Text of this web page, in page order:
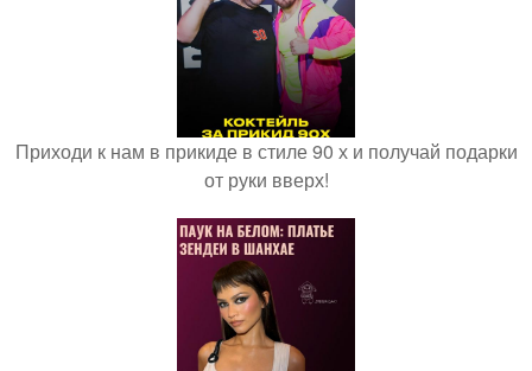
Приходи к нам в прикиде в стиле 90 х и получай подарки
от руки вверх!